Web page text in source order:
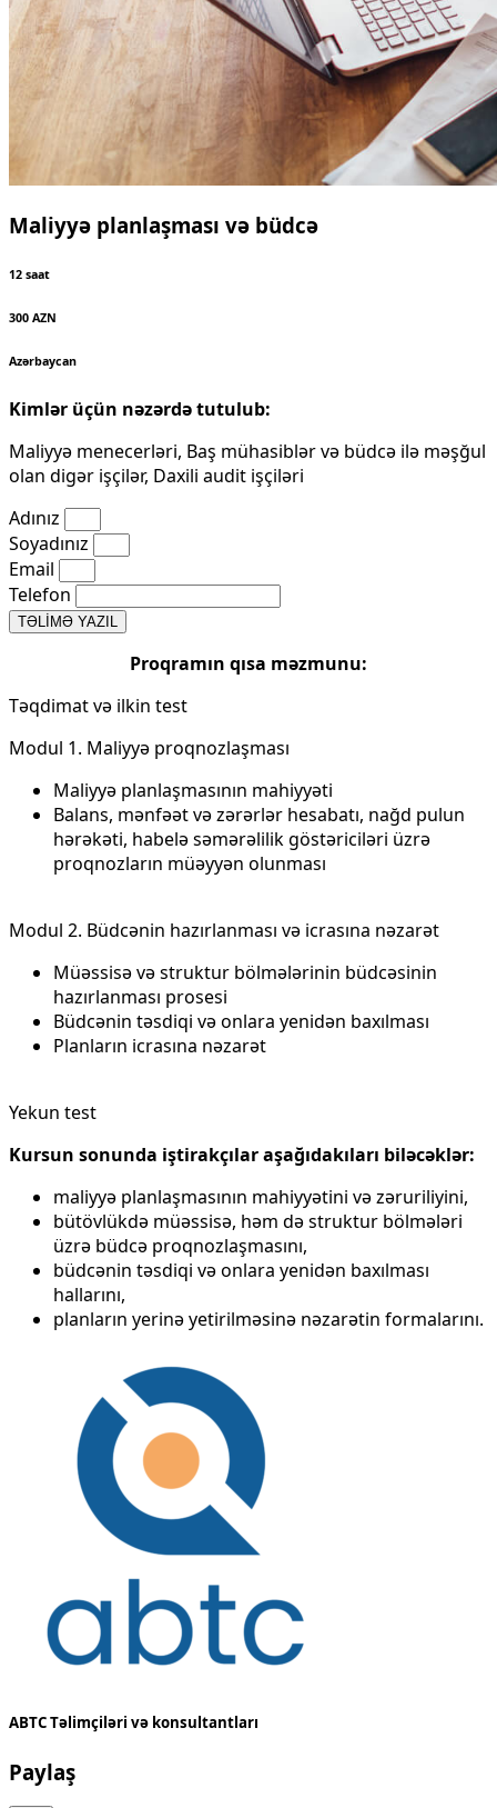
Maliyyə planlaşması və büdcə
12 saat
300 AZN
Azərbaycan
Kimlər üçün nəzərdə tutulub:
Maliyyə menecerləri, Baş mühasiblər və büdcə ilə məşğul
olan digər işçilər, Daxili audit işçiləri
Adınız
Soyadınız
Email
Telefon
TƏLİMƏ YAZIL
Proqramın qısa məzmunu​:
Təqdimat və ilkin test
Modul 1. Maliyyə proqnozlaşması
Maliyyə planlaşmasının mahiyyəti
Balans, mənfəət və zərərlər hesabatı, nağd pulun
hərəkəti, habelə səmərəlilik göstəriciləri üzrə
proqnozların müəyyən olunması
Modul 2. Büdcənin hazırlanması və icrasına nəzarət
Müəssisə və struktur bölmələrinin büdcəsinin
hazırlanması prosesi
Büdcənin təsdiqi və onlara yenidən baxılması
Planların icrasına nəzarət
Yekun test
Kursun sonunda iştirakçılar aşağıdakıları biləcəklər:
maliyyə planlaşmasının mahiyyətini və zəruriliyini,
bütövlükdə müəssisə, həm də struktur bölmələri
üzrə büdcə proqnozlaşmasını,
büdcənin təsdiqi və onlara yenidən baxılması
hallarını,
planların yerinə yetirilməsinə nəzarətin formalarını.
ABTC Təlimçiləri və konsultantları
Paylaş